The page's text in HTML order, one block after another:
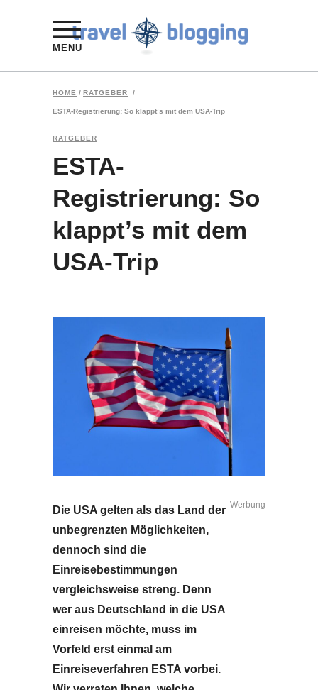
MENU
HOME / RATGEBER /
ESTA-Registrierung: So klappt’s mit dem USA-Trip
RATGEBER
ESTA-
Registrierung: So
klappt’s mit dem
USA-Trip
Die USA gelten als das Land der
unbegrenzten Möglichkeiten,
dennoch sind die
Einreisebestimmungen
vergleichsweise streng. Denn
wer aus Deutschland in die USA
einreisen möchte, muss im
Vorfeld erst einmal am
Einreiseverfahren ESTA vorbei.
Werbung